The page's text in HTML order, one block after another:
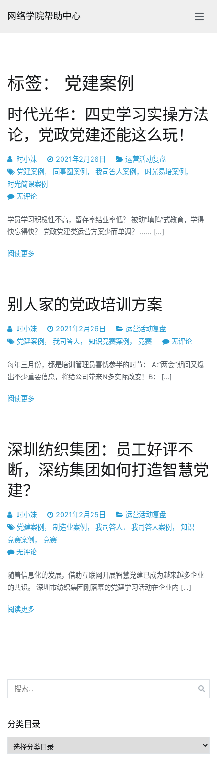
网络学院帮助中心
标签： 党建案例
时代光华：四史学习实操方法
论，党政党建还能这么玩！
时小妹 2021年2月26日
运营活动复盘
党建案例 ， 同事圈案例 ， 我司答人案例 ， 时光易培案例 ，
时光简课案例
时
光
华：
史
法
论，
政
党
还
玩！
无评论
学员学习积极性不高，留存率结业率低？ 被动“填鸭”式教育，学得
快忘得快？ 党政党建类运营方案少而单调？ …… […]
阅读更多
别人家的党政培训方案
时小妹 2021年2月26日
运营活动复盘
党建案例 ， 我司答人 ， 知识竞赛案例 ， 竞赛
别
家
的
案
无评论
每年三月份，都是培训管理员喜忧参半的时节： A:“两会”期间又爆
出不少重要信息，将给公司带来N多实际改变！B： […]
阅读更多
深圳纺织集团：员工好评不
断，深纺集团如何打造智慧党
建？
时小妹 2021年2月25日
运营活动复盘
党建案例 ， 制造业案例 ， 我司答人 ， 我司答人案例 ， 知识
竞赛案例 ， 竞赛
深
纺
织
团：
断，
深
集
如
无评论
随着信息化的发展，借助互联网开展智慧党建已成为越来越多企业
的共识。 深圳市纺织集团刚落幕的党建学习活动在企业内 […]
阅读更多
索：
分类目录
类